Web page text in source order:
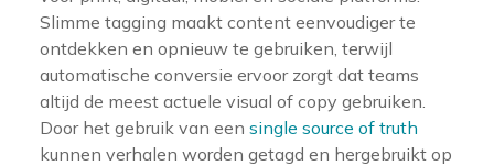
Slimme tagging maakt content eenvoudiger te
ontdekken en opnieuw te gebruiken, terwijl
automatische conversie ervoor zorgt dat teams
altijd de meest actuele visual of copy gebruiken.
Door het gebruik van een single source of truth
kunnen verhalen worden getagd en hergebruikt op